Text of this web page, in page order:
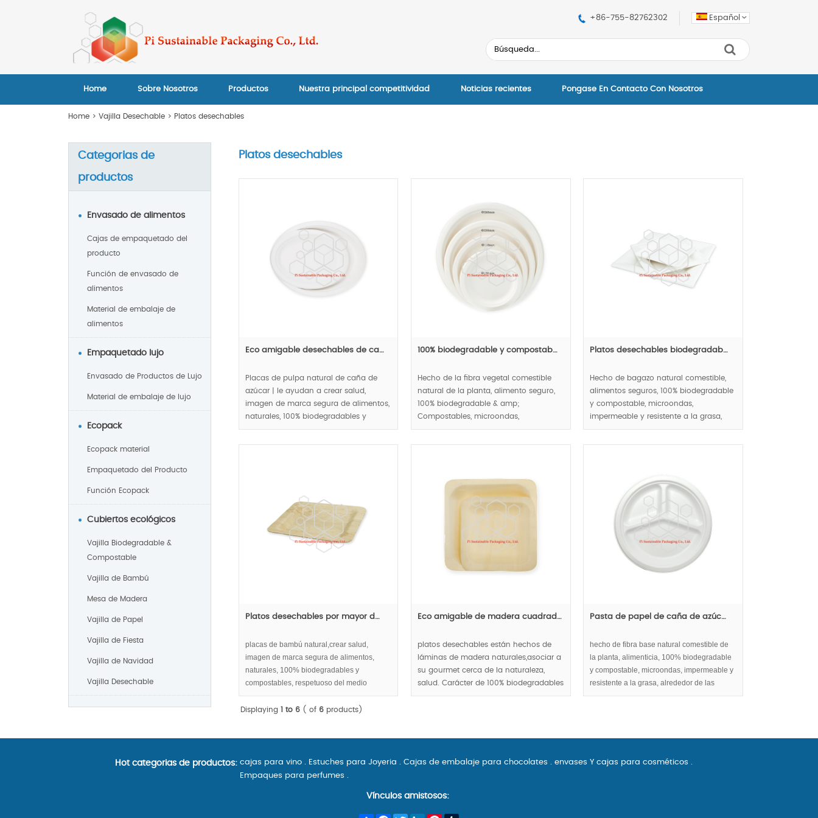
Español
+86-755-82762302
Home Sobre Nosotros Productos Nuestra principal competitividad Noticias recientes Pongase En Contacto Con Nosotros
Home > Vajilla Desechable > Platos desechables
Platos desechables
Eco amigable desechables de ca…
Placas de pulpa natural de caña de
azúcar | le ayudan a crear salud,
imagen de marca segura de alimentos,
naturales, 100% biodegradables y
compostables, respetuoso del medio
100% biodegradable y compostab…
Hecho de la fibra vegetal comestible
natural de la planta, alimento seguro,
100% biodegradable & amp;
Compostables, microondas,
impermeables y antigravedad, placas
Platos desechables biodegradab…
Hecho de bagazo natural comestible,
alimentos seguros, 100% biodegradable
y compostable, microondas,
impermeable y resistente a la grasa,
ronda serie de placas de papel.
Platos desechables por mayor d…
placas de bambú natural,crear salud,
imagen de marca segura de alimentos,
naturales, 100% biodegradables y
compostables, respetuoso del medio
ambiente.
Eco amigable de madera cuadrad…
platos desechables están hechos de
láminas de madera naturales,asociar a
su gourmet cerca de la naturaleza,
salud. Carácter de 100% biodegradables
y compostables, respetuoso del medio
Pasta de papel de caña de azúc…
hecho de fibra base natural comestible de
la planta, alimenticia, 100% biodegradable
y compostable, microondas, impermeable y
resistente a la grasa, alrededor de las
placas de pasta de caña de azúcar con
Displaying 1 to 6 ( of 6 products)
Categorias de
productos
Envasado de alimentos
Cajas de empaquetado del
producto
Función de envasado de
alimentos
Material de embalaje de
alimentos
Empaquetado lujo
Envasado de Productos de Lujo
Material de embalaje de lujo
Ecopack
Ecopack material
Empaquetado del Producto
Función Ecopack
Cubiertos ecológicos
Vajilla Biodegradable &
Compostable
Vajilla de Bambú
Mesa de Madera
Vajilla de Papel
Vajilla de Fiesta
Vajilla de Navidad
Vajilla Desechable
Hot categorias de productos: cajas para vino . Estuches para Joyeria . Cajas de embalaje para chocolates . envases Y cajas para cosméticos .
Empaques para perfumes .
Vínculos amistosos: